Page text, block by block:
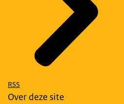
RSS
Over deze site